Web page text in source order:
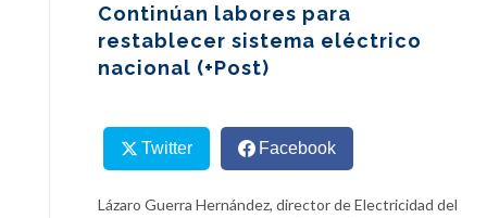
Continúan labores para
restablecer sistema eléctrico
nacional (+Post)
Twitter Facebook
Lázaro Guerra Hernández, director de Electricidad del